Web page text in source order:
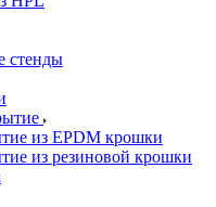
стенды
из EPDM крошки
из резиновой крошки